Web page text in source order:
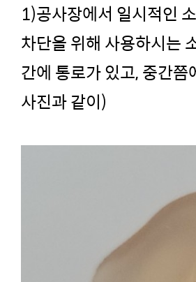
1)공사장에서 일시적인
차단을 위해 사용하시는
간에 통로가 있고, 중간
사진과 같이)